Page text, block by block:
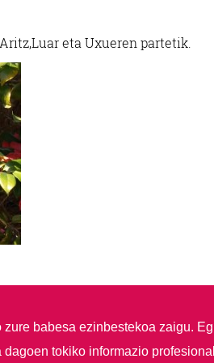
Luar eta Uxueren partetik.
zure babesa ezinbestekoa zaigu.
tokiko informazio